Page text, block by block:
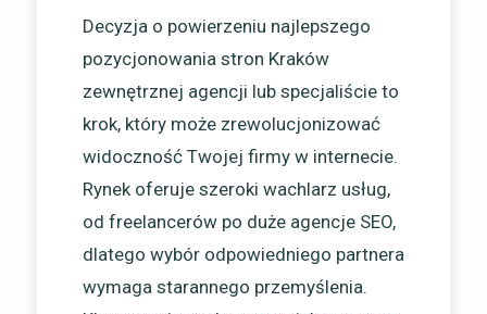
Decyzja o powierzeniu najlepszego
pozycjonowania stron Kraków
zewnętrznej agencji lub specjaliście to
krok, który może zrewolucjonizować
widoczność Twojej firmy w internecie.
Rynek oferuje szeroki wachlarz usług,
od freelancerów po duże agencje SEO,
dlatego wybór odpowiedniego partnera
wymaga starannego przemyślenia.